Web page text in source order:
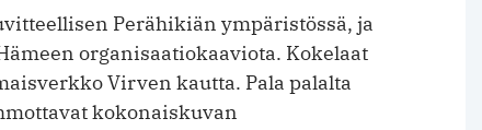
Perähikiän ympäristössä, ja
organisaatiokaaviota. Kokelaat
Virven kautta. Pala palalta
kokonaiskuvan